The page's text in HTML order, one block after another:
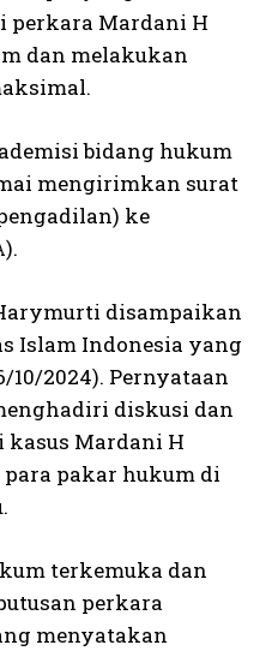
perkara Mardani H
dan melakukan
bidang hukum
mengirimkan surat
ke
disampaikan
Islam Indonesia yang
10/2024). Pernyataan
diskusi dan
kasus Mardani H
pakar hukum di
terkemuka dan
perkara
menyatakan